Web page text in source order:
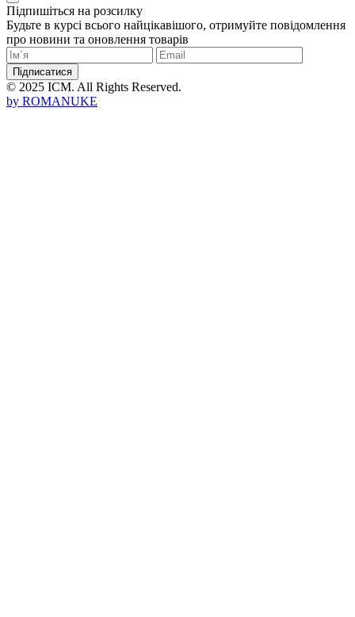
Підпишіться на розсилку
Будьте в курсі всього найцікавішого, отримуйте повідомлення
про новини та оновлення товарів
Підписатися
© 2025 ICM. All Rights Reserved.
by ROMANUKE